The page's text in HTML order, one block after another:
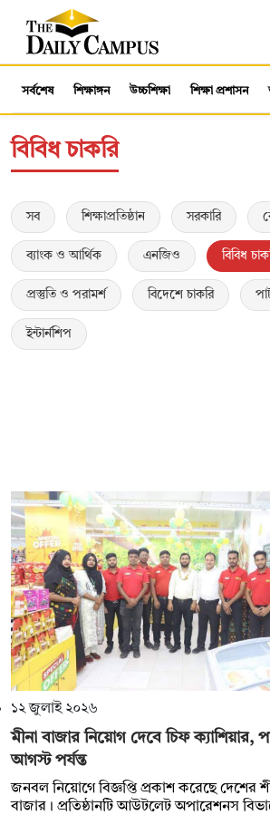
সর্বশেষ শিক্ষাঙ্গন উচ্চশিক্ষা শিক্ষা প্রশাসন
বিবিধ চাকরি
সব শিক্ষাপ্রতিষ্ঠান সরকারি
ব্যাংক ও আর্থিক এনজিও বিবিধ
প্রস্তুতি ও পরামর্শ বিদেশে চাকরি
ইন্টার্নশিপ
১২ জুলাই ২০২৬
মীনা বাজার নিয়োগ দেবে চিফ
আগস্ট পর্যন্ত
জনবল নিয়োগে বিজ্ঞপ্তি প্রকাশ করেছে দেশের
বাজার। প্রতিষ্ঠানটি আউটলেট অপারেশনস